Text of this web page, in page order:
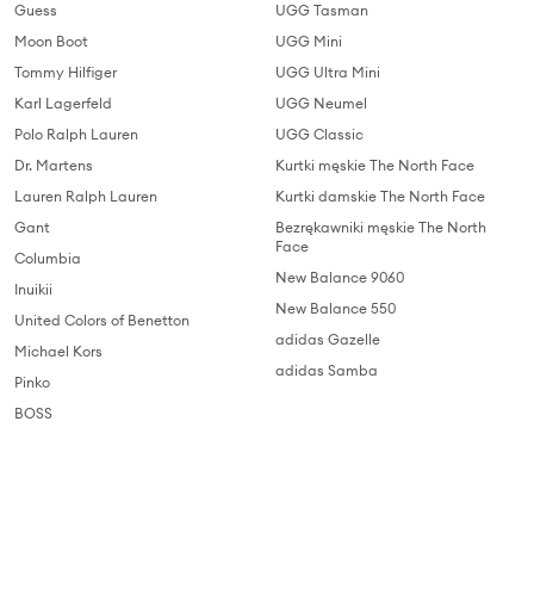
Guess
Moon Boot
Tommy Hilfiger
Karl Lagerfeld
Polo Ralph Lauren
Dr. Martens
Lauren Ralph Lauren
Gant
Columbia
Inuikii
United Colors of Benetton
Michael Kors
Pinko
BOSS
UGG Tasman
UGG Mini
UGG Ultra Mini
UGG Neumel
UGG Classic
Kurtki męskie The North Face
Kurtki damskie The North Face
Bezrękawniki męskie The North
Face
New Balance 9060
New Balance 550
adidas Gazelle
adidas Samba